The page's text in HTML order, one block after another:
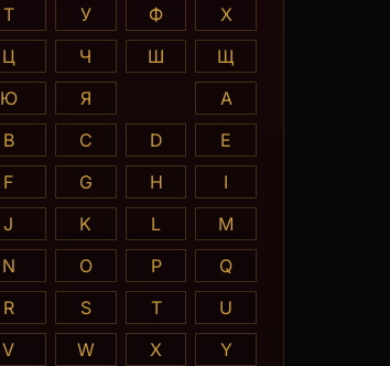
Т
У Ф
Х
Ц
Ч Ш
Щ
Ю
Я
A
B
C D
E
F
G H
I
J
K L
M
N
O P
Q
R
S T
U
V
W X
Y